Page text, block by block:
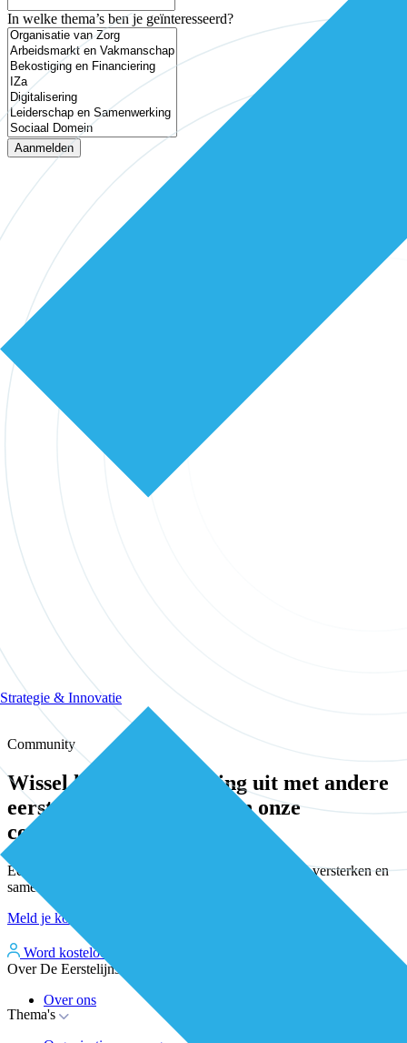
Strategie & Innovatie
In welke thema’s ben je geïnteresseerd?
Community
Wissel kennis en ervaring uit met andere
eerstelijns professionals in onze
community
Een plek waar eerstelijnsprofessionals elkaar vinden, versterken en
samen verder bouwen aan betere zorg.
Meld je kosteloos aan
Word kosteloos premium member
Over De Eerstelijns
Over ons
Nieuws
Thema's